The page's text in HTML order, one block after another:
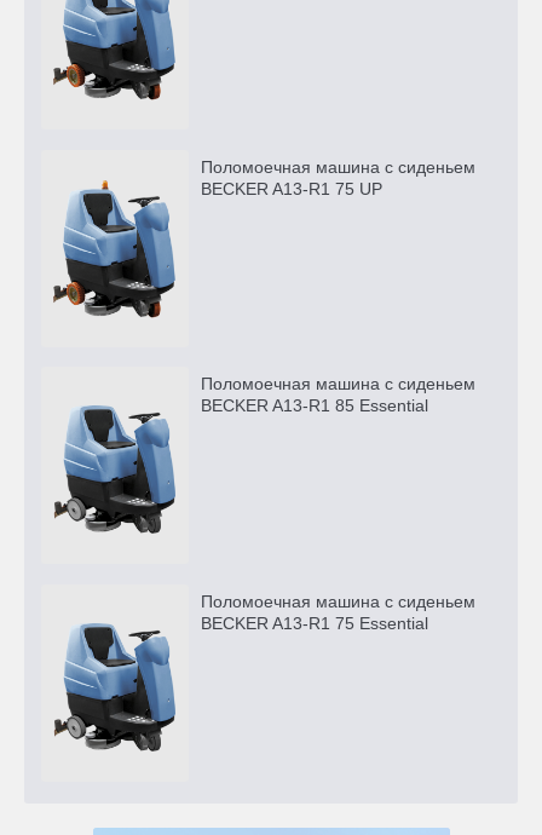
Поломоечная машина с сиденьем
BECKER A13-R1 75 UP
Поломоечная машина с сиденьем
BECKER A13-R1 85 Essential
Поломоечная машина с сиденьем
BECKER A13-R1 75 Essential